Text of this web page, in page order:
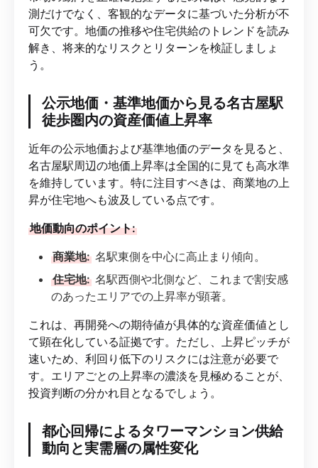
測だけでなく、客観的なデータに基づいた分析が不
可欠です。地価の推移や住宅供給のトレンドを読み
解き、将来的なリスクとリターンを検証しましょ
う。
公示地価・基準地価から見る名古屋駅
徒歩圏内の資産価値上昇率
近年の公示地価および基準地価のデータを見ると、
名古屋駅周辺の地価上昇率は全国的に見ても高水準
を維持しています。特に注目すべきは、商業地の上
昇が住宅地へも波及している点です。
地価動向のポイント:
商業地: 名駅東側を中心に高止まり傾向。
住宅地: 名駅西側や北側など、これまで割安感
のあったエリアでの上昇率が顕著。
これは、再開発への期待値が具体的な資産価値とし
て顕在化している証拠です。ただし、上昇ピッチが
速いため、利回り低下のリスクには注意が必要で
す。エリアごとの上昇率の濃淡を見極めることが、
投資判断の分かれ目となるでしょう。
都心回帰によるタワーマンション供給
動向と実需層の属性変化